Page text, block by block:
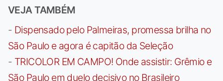
VEJA TAMBÉM
- Dispensado pelo Palmeiras, promessa brilha no
São Paulo e agora é capitão da Seleção
- TRICOLOR EM CAMPO! Onde assistir: Grêmio e
São Paulo em duelo decisivo no Brasileiro